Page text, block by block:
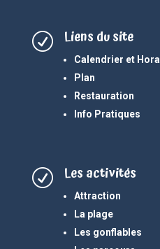
R Liens du site
Calendrier et
Plan
Restauration
Info Pratiques
R Les activités
Attraction
La plage
Les gonflables